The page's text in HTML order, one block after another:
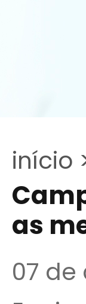
início
as
07 de